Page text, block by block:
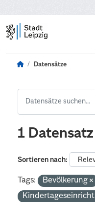
Datensätze
1
Sortieren nach
Tags:
Bevölkerung